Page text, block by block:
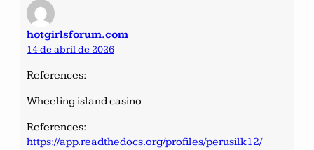
hotgirlsforum.com
14 de abril de 2026
References:
Wheeling island casino
References:
https://app.readthedocs.org/profiles/perusilk12/